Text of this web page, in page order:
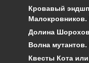
Кровавый
Малокровников.
Долина
Волна
Квесты Кота